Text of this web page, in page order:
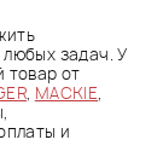
задач. У
товар от
, MACKIE,
и